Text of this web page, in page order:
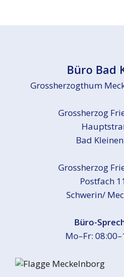
Büro Bad
Grossherzogthum
Grossherzog
Bad
Grossherzog
Postfach
Schwerin/
Büro-
Mo–Fr: